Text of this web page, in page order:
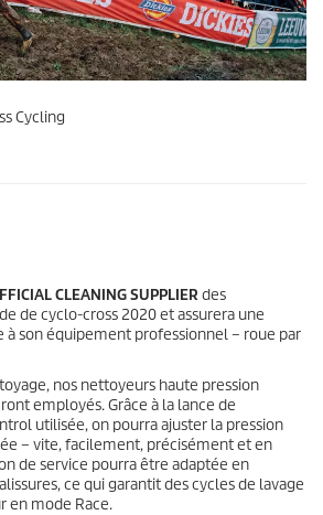
Cycling
CLEANING SUPPLIERdes
de cyclo-cross 2020 et assurera une
à son équipement professionnel – roue par
nos nettoyeurs haute pression
employés. Grâce à la lance de
utilisée, on pourra ajuster la pression
– vite, facilement, précisément et en
de service pourra être adaptée en
ce qui garantit des cycles de lavage
en mode Race.